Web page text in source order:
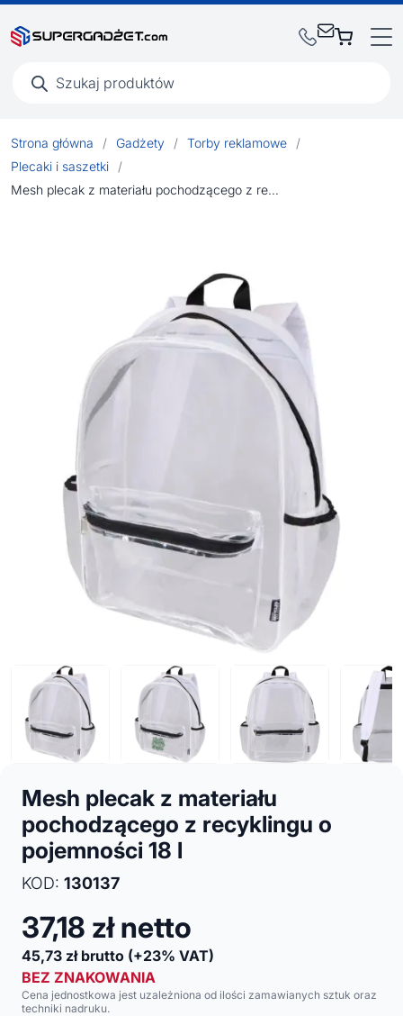
produktów
Strona główna / Gadżety / Torby reklamowe
/
Plecaki i saszetki
/
Mesh plecak z materiału pochodzącego z recyklingu o pojemności 18 l
Mesh plecak z materiału
pochodzącego z recyklingu o
pojemności 18 l
KOD: 130137
37,18 zł netto
45,73 zł brutto (+23% VAT)
BEZ ZNAKOWANIA
Cena jednostkowa jest uzależniona od ilości zamawianych sztuk oraz
techniki nadruku.